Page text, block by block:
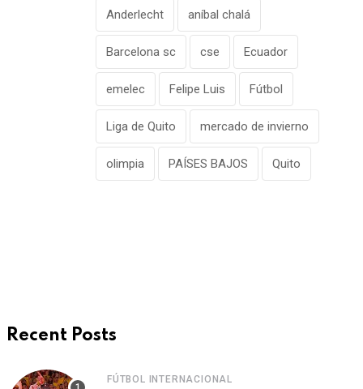
Anderlecht aníbal chalá
Barcelona sc cse Ecuador
emelec Felipe Luis Fútbol
Liga de Quito mercado de invierno
olimpia PAÍSES BAJOS Quito
Recent Posts
FÚTBOL INTERNACIONAL